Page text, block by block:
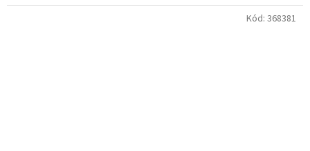
Kód: 368381